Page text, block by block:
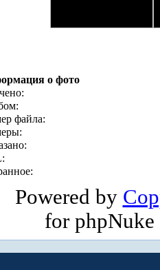
о фото
файла:
Powered by
for